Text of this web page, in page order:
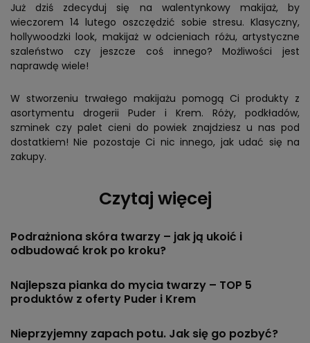
Już dziś zdecyduj się na walentynkowy makijaż, by
wieczorem 14 lutego oszczędzić sobie stresu. Klasyczny,
hollywoodzki look, makijaż w odcieniach różu, artystyczne
szaleństwo czy jeszcze coś innego? Możliwości jest
naprawdę wiele!
W stworzeniu trwałego makijażu pomogą Ci produkty z
asortymentu drogerii Puder i Krem. Róży, podkładów,
szminek czy palet cieni do powiek znajdziesz u nas pod
dostatkiem! Nie pozostaje Ci nic innego, jak udać się na
zakupy.
Czytaj więcej
Podrażniona skóra twarzy – jak ją ukoić i
odbudować krok po kroku?
Najlepsza pianka do mycia twarzy – TOP 5
produktów z oferty Puder i Krem
Nieprzyjemny zapach potu. Jak się go pozbyć?